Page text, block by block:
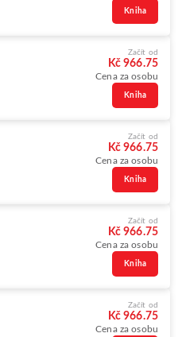
Kniha
Začít od
Kč 966.75
Cena za osobu
Kniha
Začít od
Kč 966.75
Cena za osobu
Kniha
Začít od
Kč 966.75
Cena za osobu
Kniha
Začít od
Kč 966.75
Cena za osobu